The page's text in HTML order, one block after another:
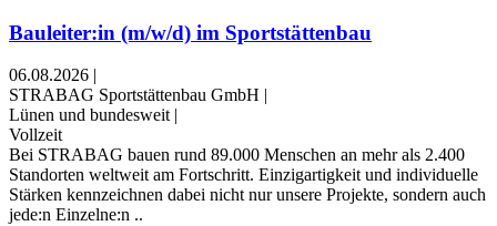
Bauleiter:in (m/w/d) im Sportstättenbau
06.08.2026 |
STRABAG Sportstättenbau GmbH |
Lünen und bundesweit |
Vollzeit
Bei STRABAG bauen rund 89.000 Menschen an mehr als 2.400
Standorten weltweit am Fortschritt. Einzigartigkeit und individuelle
Stärken kennzeichnen dabei nicht nur unsere Projekte, sondern auch
jede:n Einzelne:n ..